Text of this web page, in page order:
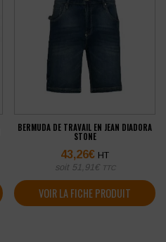
BERMUDA DE TRAVAIL EN JEAN DIADORA
STONE
43,26€ HT
soit 51,91 € TTC
VOIR LA FICHE PRODUIT